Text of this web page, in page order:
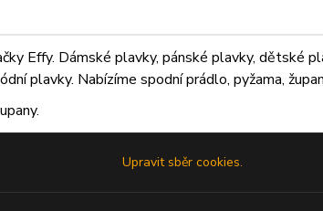
Effy. Dámské plavky, pánské plavky, dětské
plavky. Nabízíme spodní prádlo, pyžama,
Upravit sběr cookies.